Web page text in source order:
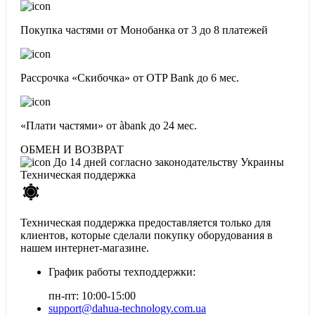
Покупка частями от Монобанка от 3 до 8 платежей
Рассрочка «Скибочка» от OTP Bank до 6 мес.
«Плати частями» от àbank до 24 мес.
ОБМЕН И ВОЗВРАТ
До 14 дней согласно законодательству Украины
Техническая поддержка
Техническая поддержка предоставляется только для
клиентов, которые сделали покупку оборудования в
нашем интернет-магазине.
График работы техподдержки:
пн-пт: 10:00-15:00
support@dahua-technology.com.ua